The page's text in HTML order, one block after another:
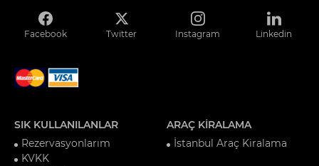
Facebook Twitter Instagram Linkedin
SIK KULLANILANLAR
Rezervasyonlarım
KVKK
ARAÇ KİRALAMA
İstanbul Araç Kiralama